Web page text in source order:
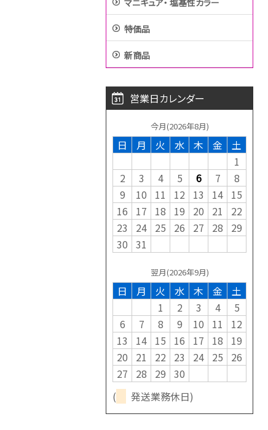
マニキュア・ 塩基性カラー
特価品
新商品
営業日カレンダー
今月(2026年8月)
日 月 火 水 木 金
土
1
2
3 4 5 6 7
8
9
10 11 12 13 14 15
16
17 18 19 20 21
22
23
24 25 26 27 28
29
30 31
翌月(2026年9月)
日 月 火 水 木 金
土
1
2 3 4
5
6
7 8 9 10 11
12
13
14 15 16 17 18
19
20
21 22 23 24 25
26
27
28 29 30
(
発送業務休日)